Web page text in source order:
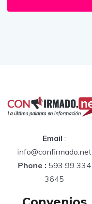
Email :
info@confirmado.net
Phone : 593 99 334
3645